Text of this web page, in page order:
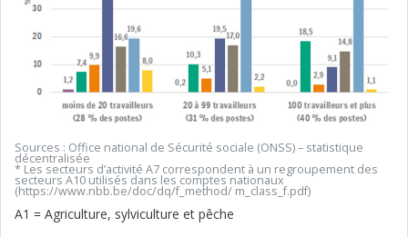
Sources : Office national de Sécurité sociale (ONSS) – statistique
décentralisée
* Les secteurs d’activité A7 correspondent à un regroupement des
secteurs A10 utilisés dans les comptes nationaux
(https://www.nbb.be/doc/dq/f_method/ m_class_f.pdf)
A1 = Agriculture, sylviculture et pêche